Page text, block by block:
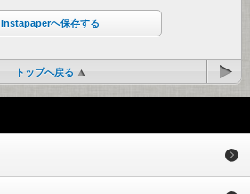
Instapaperへ保存する
トップへ戻る